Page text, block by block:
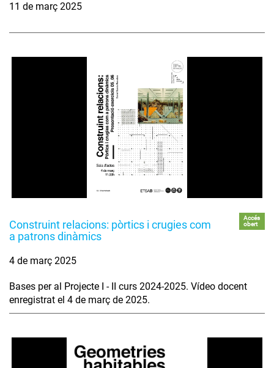
11 de març 2025
Construint relacions: pòrtics i crugies com
a patrons dinàmics
Accés
obert
4 de març 2025
Bases per al Projecte I - II curs 2024-2025. Vídeo docent
enregistrat el 4 de març de 2025.